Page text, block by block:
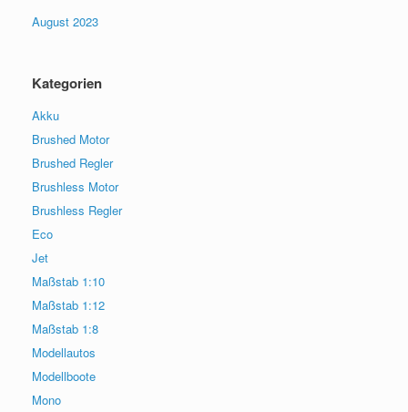
August 2023
Kategorien
Akku
Brushed Motor
Brushed Regler
Brushless Motor
Brushless Regler
Eco
Jet
Maßstab 1:10
Maßstab 1:12
Maßstab 1:8
Modellautos
Modellboote
Mono